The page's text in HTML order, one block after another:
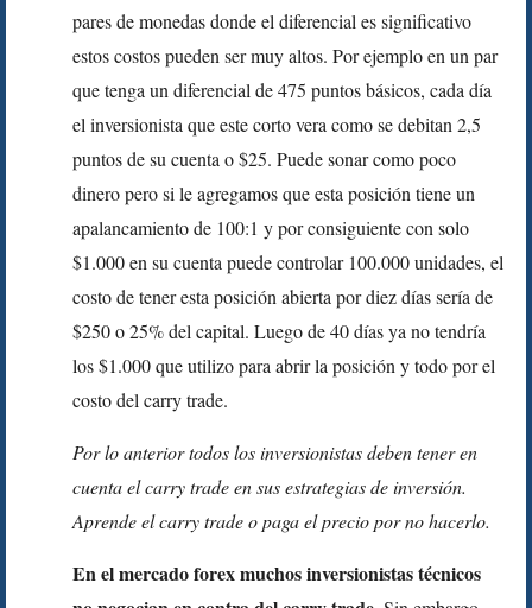
pares de monedas donde el diferencial es significativo
estos costos pueden ser muy altos. Por ejemplo en un par
que tenga un diferencial de 475 puntos básicos, cada día
el inversionista que este corto vera como se debitan 2,5
puntos de su cuenta o $25. Puede sonar como poco
dinero pero si le agregamos que esta posición tiene un
apalancamiento de 100:1 y por consiguiente con solo
$1.000 en su cuenta puede controlar 100.000 unidades, el
costo de tener esta posición abierta por diez días sería de
$250 o 25% del capital. Luego de 40 días ya no tendría
los $1.000 que utilizo para abrir la posición y todo por el
costo del carry trade.
Por lo anterior todos los inversionistas deben tener en
cuenta el carry trade en sus estrategias de inversión.
Aprende el carry trade o paga el precio por no hacerlo.
En el mercado forex muchos inversionistas técnicos